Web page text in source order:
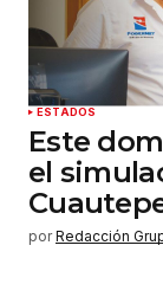
ESTADOS
Este
el
por Redacción